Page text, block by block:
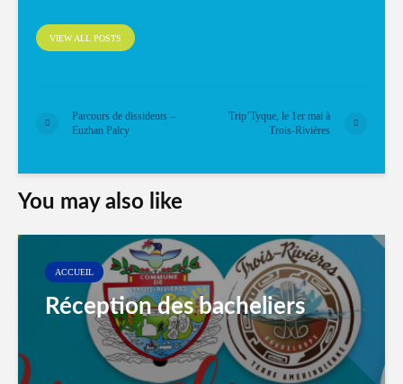
VIEW ALL POSTS
Parcours de dissidents –
Euzhan Palcy
Trip’Tyque, le 1er mai à
Trois-Rivières
You may also like
ACCUEIL
Réception des bacheliers